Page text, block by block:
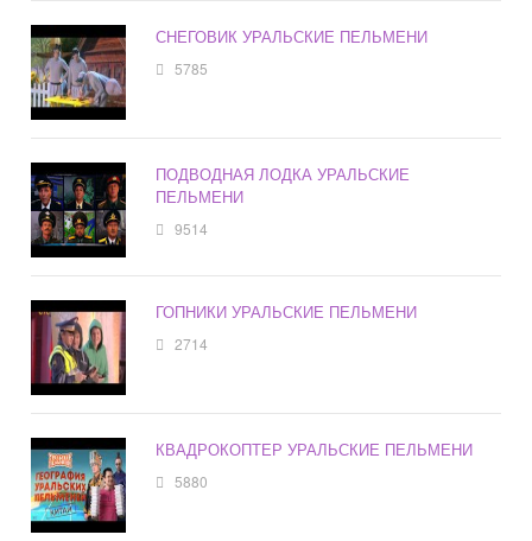
СНЕГОВИК УРАЛЬСКИЕ ПЕЛЬМЕНИ
5785
ПОДВОДНАЯ ЛОДКА УРАЛЬСКИЕ
ПЕЛЬМЕНИ
9514
ГОПНИКИ УРАЛЬСКИЕ ПЕЛЬМЕНИ
2714
КВАДРОКОПТЕР УРАЛЬСКИЕ ПЕЛЬМЕНИ
5880